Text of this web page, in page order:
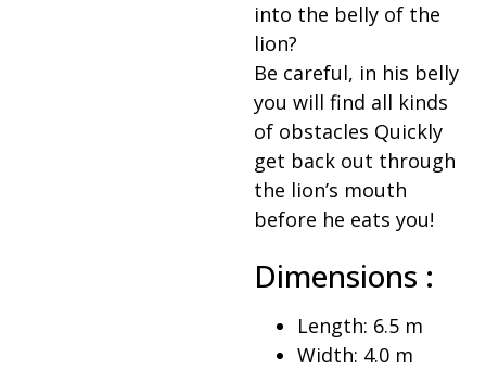
into the belly of the
lion?
Be careful, in his belly
you will find all kinds
of obstacles Quickly
get back out through
the lion’s mouth
before he eats you!
Dimensions :
Length: 6.5 m
Width: 4.0 m